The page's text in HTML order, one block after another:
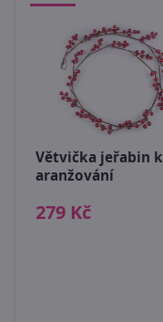
Větvička jeřabin k
aranžování
279 Kč